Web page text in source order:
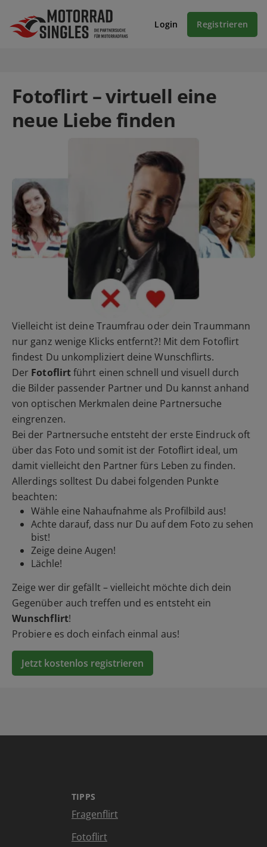
Login Registrieren
Fotoflirt – virtuell eine
neue Liebe finden
Vielleicht ist deine Traumfrau oder dein Traummann
nur ganz wenige Klicks entfernt?! Mit dem Fotoflirt
findest Du unkompliziert deine Wunschflirts.
Der Fotoflirtführt einen schnell und visuell durch
die Bilder passender Partner und Du kannst anhand
von optischen Merkmalen deine Partnersuche
eingrenzen.
Bei der Partnersuche entsteht der erste Eindruck oft
über das Foto und somit ist der Fotoflirt ideal, um
damit vielleicht den Partner fürs Leben zu finden.
Allerdings solltest Du dabei folgenden Punkte
beachten:
Wähle eine Nahaufnahme als Profilbild aus!
Achte darauf, dass nur Du auf dem Foto zu sehen
bist!
Zeige deine Augen!
Lächle!
Zeige wer dir gefällt – vielleicht möchte dich dein
Gegenüber auch treffen und es entsteht ein
Wunschflirt!
Probiere es doch einfach einmal aus!
Jetzt kostenlos registrieren
TIPPS
Fragenflirt
Fotoflirt